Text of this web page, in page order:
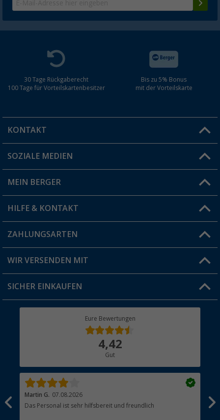
30 Tage Rückgaberecht
100 Tage für Vorteilskartenbesitzer
Bis zu 5% Bonus
mit der Vorteilskarte
KONTAKT
Du hast eine Frage?
Filiale finden
SOZIALE MEDIEN
MEIN BERGER
Vorteilskarte
Blog
Jobs & Karriere
HILFE & KONTAKT
FAQ & Kontakt
Versandinformationen
Rücksendung
ZAHLUNGSARTEN
WIR VERSENDEN MIT
SICHER EINKAUFEN
Eure Bewertungen
4,42
Gut
Martin G. 07.08.2026
Das Personal ist sehr hilfsbereit und freundlich